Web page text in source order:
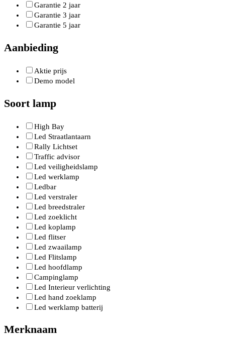
Garantie 2 jaar
Garantie 3 jaar
Garantie 5 jaar
Aanbieding
Aktie prijs
Demo model
Soort lamp
High Bay
Led Straatlantaarn
Rally Lichtset
Traffic advisor
Led veiligheidslamp
Led werklamp
Ledbar
Led verstraler
Led breedstraler
Led zoeklicht
Led koplamp
Led flitser
Led zwaailamp
Led Flitslamp
Led hoofdlamp
Campinglamp
Led Interieur verlichting
Led hand zoeklamp
Led werklamp batterij
Merknaam